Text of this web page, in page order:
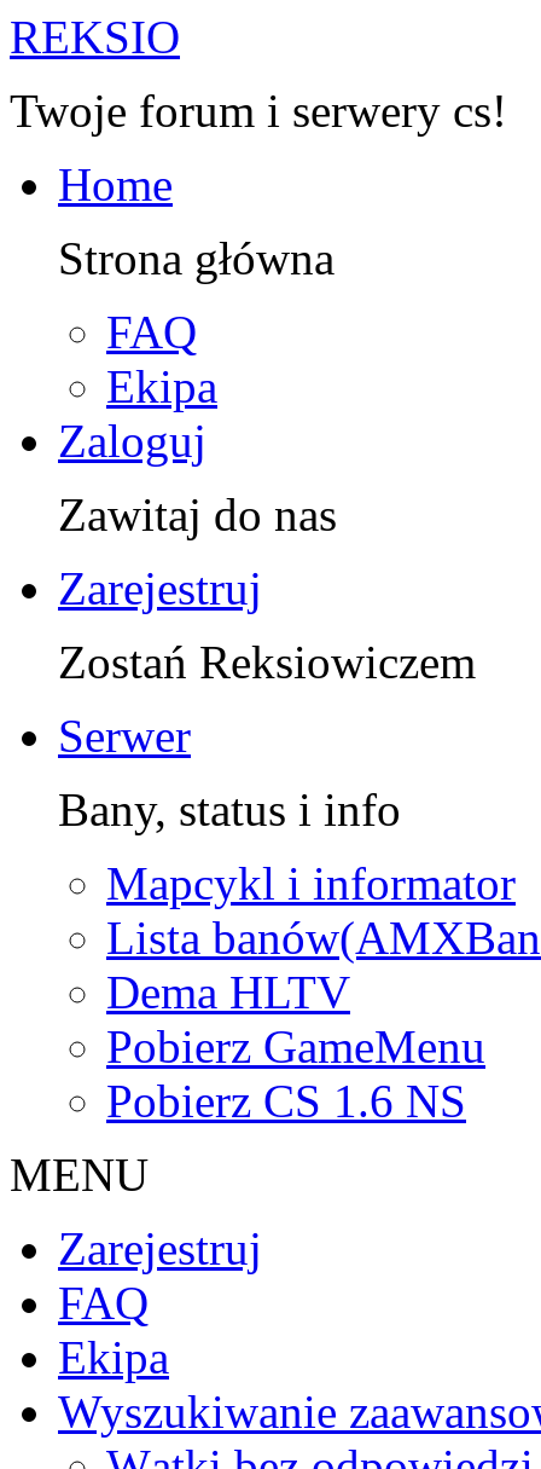
REKSIO
Twoje forum i serwery cs!
Home
Strona główna
FAQ
Ekipa
Zaloguj
Zawitaj do nas
Zarejestruj
Zostań Reksiowiczem
Serwer
Bany, status i info
Mapcykl i informator
Lista
Dema HLTV
Pobierz GameMenu
Pobierz CS 1.6 NS
MENU
Zarejestruj
FAQ
Ekipa
Wyszukiwanie